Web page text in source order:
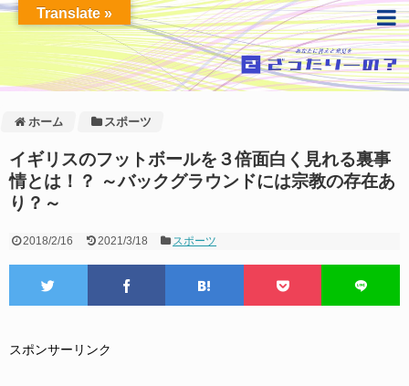
ホーム スポーツ
イギリスのフットボールを３倍面白く見れる裏事
情とは！？ ～バックグラウンドには宗教の存在あ
り？～
2018/2/16 2021/3/18 スポーツ
スポンサーリンク
Translate »